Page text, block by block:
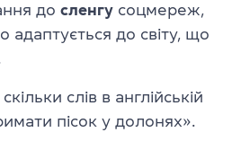
до сленгу соцмереж,
адаптується до світу, що
слів в англійській
пісок у долонях».